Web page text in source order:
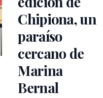
Chipiona, un
paraíso
cercano de
Marina
Bernal